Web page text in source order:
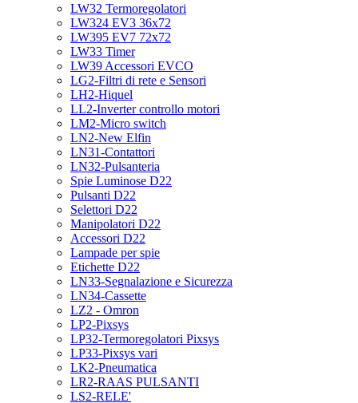
LW32 Termoregolatori
LW324 EV3 36x72
LW395 EV7 72x72
LW33 Timer
LW39 Accessori EVCO
LG2-Filtri di rete e Sensori
LH2-Hiquel
LL2-Inverter controllo motori
LM2-Micro switch
LN2-New Elfin
LN31-Contattori
LN32-Pulsanteria
Spie Luminose D22
Pulsanti D22
Selettori D22
Manipolatori D22
Accessori D22
Lampade per spie
Etichette D22
LN33-Segnalazione e Sicurezza
LN34-Cassette
LZ2 - Omron
LP2-Pixsys
LP32-Termoregolatori Pixsys
LP33-Pixsys vari
LK2-Pneumatica
LR2-RAAS PULSANTI
LS2-RELE'